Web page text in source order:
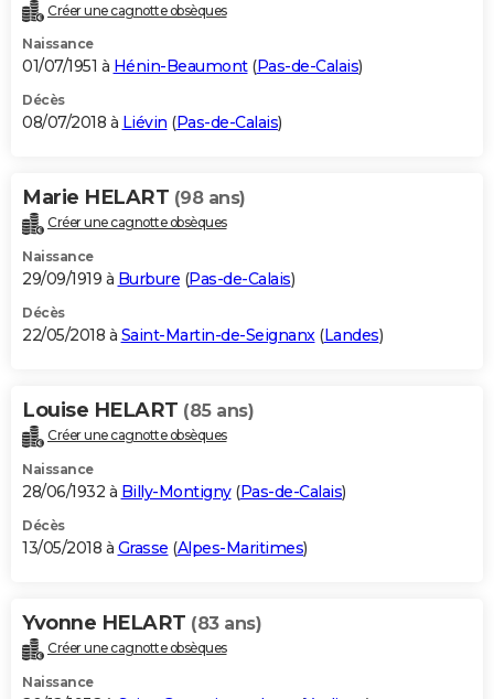
Créer une cagnotte obsèques
Naissance
01/07/1951 à Hénin-Beaumont(Pas-de-Calais)
Décès
08/07/2018 à Liévin (Pas-de-Calais)
Marie HELART (98 ans)
Créer une cagnotte obsèques
Naissance
29/09/1919 à Burbure (Pas-de-Calais)
Décès
22/05/2018 à Saint-Martin-de-Seignanx(Landes)
Louise HELART (85 ans)
Créer une cagnotte obsèques
Naissance
28/06/1932 à Billy-Montigny(Pas-de-Calais)
Décès
13/05/2018 à Grasse (Alpes-Maritimes)
Yvonne HELART (83 ans)
Créer une cagnotte obsèques
Naissance